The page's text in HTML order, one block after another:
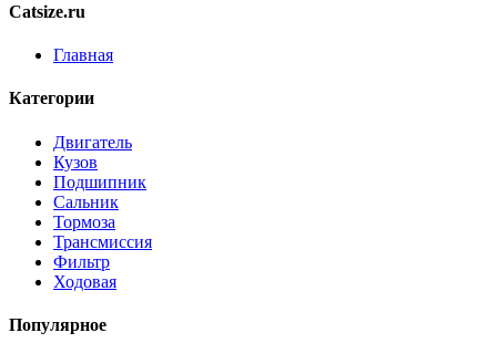
Catsize.ru
Главная
Категории
Двигатель
Кузов
Подшипник
Сальник
Тормоза
Трансмиссия
Фильтр
Ходовая
Популярное